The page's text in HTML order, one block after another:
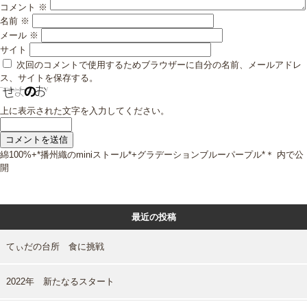
コメント ※
名前 ※
メール ※
サイト
次回のコメントで使用するためブラウザーに自分の名前、メールアドレ
ス、サイトを保存する。
上に表示された文字を入力してください。
投
稿
ゲ
シ
ョ
綿100%+*播州織のminiストール*+グラデーションブルーパープル*＊ 内で公
開
最近の投稿
てぃだの台所 食に挑戦
2022年 新たなるスタート